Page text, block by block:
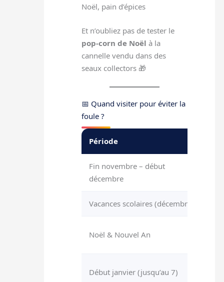
Noël, pain d’épices
Et n’oubliez pas de tester le
pop-corn de Noël à la
cannelle vendu dans des
seaux collectors 🎁
📅 Quand visiter pour éviter la
foule ?
Période
Fin novembre – début
décembre
Vacances scolaires (décembre)
Noël & Nouvel An
Début janvier (jusqu’au 7)